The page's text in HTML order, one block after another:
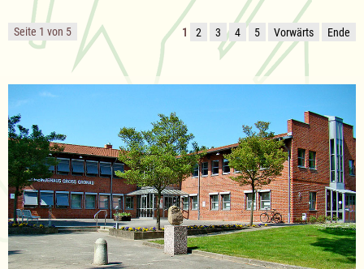
Seite 1 von 5 1 2 3 4 5 Vorwärts Ende